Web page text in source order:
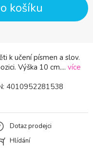
k učení písmen a slov.
Výška 10 cm.... více
košíku
4010952281538
Dotaz prodejci
Hlídání